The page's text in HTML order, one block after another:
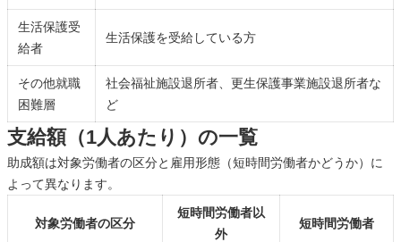
生活保護受
給者
生活保護を受給している方
その他就職
困難層
社会福祉施設退所者、更生保護事業施設退所者な
ど
支給額（1人あたり）の一覧
助成額は対象労働者の区分と雇用形態（短時間労働者かどうか）に
よって異なります。
対象労働者の区分
短時間労働者以
外
短時間労働者